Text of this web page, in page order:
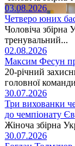
03.08.2026
Четверо юних
Чоловіча збірна
тренувальний...
02.08.2026
Максим Фесун
20-річний
головної
30.07.2026
Три вихованки
до чемпіонату
Жіноча збірна
30.07.2026